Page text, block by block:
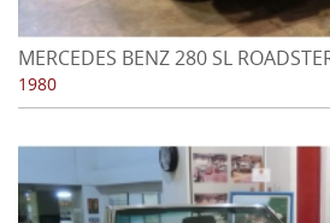
MERCEDES BENZ 280 SL
1980